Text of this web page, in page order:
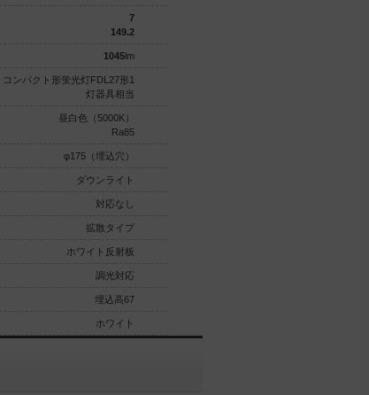
7
149.2
1045lm
コンパクト形蛍光灯FDL27形1
灯器具相当
昼白色（5000K）
Ra85
φ175（埋込穴）
ダウンライト
対応なし
拡散タイプ
ホワイト反射板
調光対応
埋込高67
ホワイト